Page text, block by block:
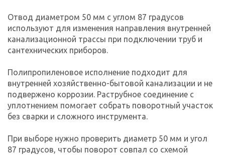
Отвод диаметром 50 мм с углом 87 градусов
используют для изменения направления внутренней
канализационной трассы при подключении труб и
сантехнических приборов.
Полипропиленовое исполнение подходит для
внутренней хозяйственно-бытовой канализации и не
подвержено коррозии. Раструбное соединение с
уплотнением помогает собрать поворотный участок
без сварки и сложного инструмента.
При выборе нужно проверить диаметр 50 мм и угол
87 градусов, чтобы поворот совпал со схемой